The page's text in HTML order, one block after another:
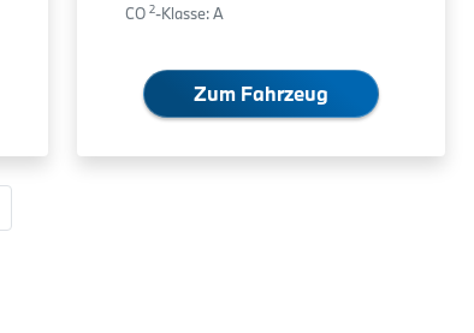
CO 2-Klasse: A
Zum Fahrzeug